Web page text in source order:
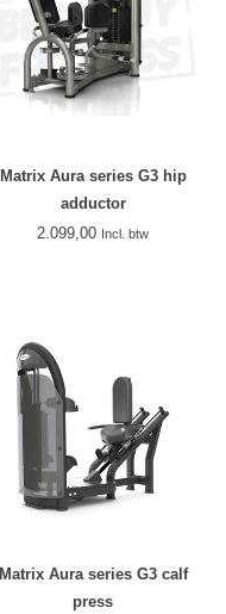
Matrix Aura series G3 hip
adductor
2.099,00 Incl. btw
Matrix Aura series G3 calf
press